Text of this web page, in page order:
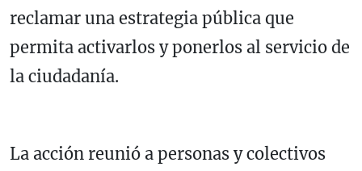
reclamar una estrategia pública que
permita activarlos y ponerlos al servicio de
la ciudadanía.
La acción reunió a personas y colectivos